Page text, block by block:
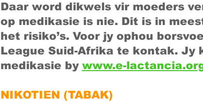
Daar word dikwels vir moeders
op medikasie is nie. Dit is in
het risiko’s. Voor jy ophou
League Suid-Afrika te kontak. Jy
medikasie by www.e-
NIKOTIEN (TABAK)